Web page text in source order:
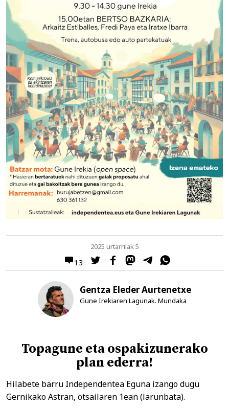
13
2025 urtarrilak 5
Gentza Eleder Aurtenetxe
Gune Irekiaren Lagunak. Mundaka
Topagune eta ospakizunerako
plan ederra!
Hilabete barru Independentea Eguna izango dugu
Gernikako Astran, otsailaren 1ean (larunbata).